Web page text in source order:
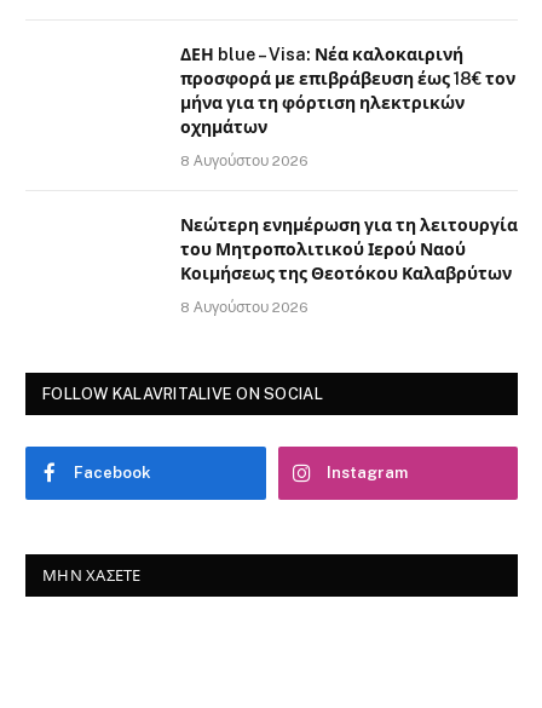
ΔΕΗ blue – Visa: Νέα καλοκαιρινή
προσφορά με επιβράβευση έως 18€ τον
μήνα για τη φόρτιση ηλεκτρικών
οχημάτων
8 Αυγούστου 2026
Νεώτερη ενημέρωση για τη λειτουργία
του Μητροπολιτικού Ιερού Ναού
Κοιμήσεως της Θεοτόκου Καλαβρύτων
8 Αυγούστου 2026
FOLLOW KALAVRITALIVE ON SOCIAL
Facebook Instagram
ΜΗΝ ΧΆΣΕΤΕ